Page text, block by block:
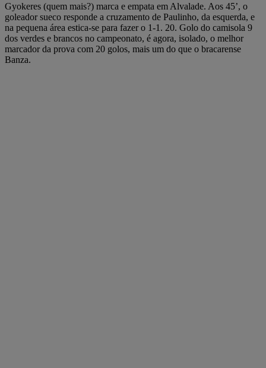
Gyokeres (quem mais?) marca e empata em Alvalade. Aos 45’, o
goleador sueco responde a cruzamento de Paulinho, da esquerda, e
na pequena área estica-se para fazer o 1-1. 20. Golo do camisola 9
dos verdes e brancos no campeonato, é agora, isolado, o melhor
marcador da prova com 20 golos, mais um do que o bracarense
Banza.